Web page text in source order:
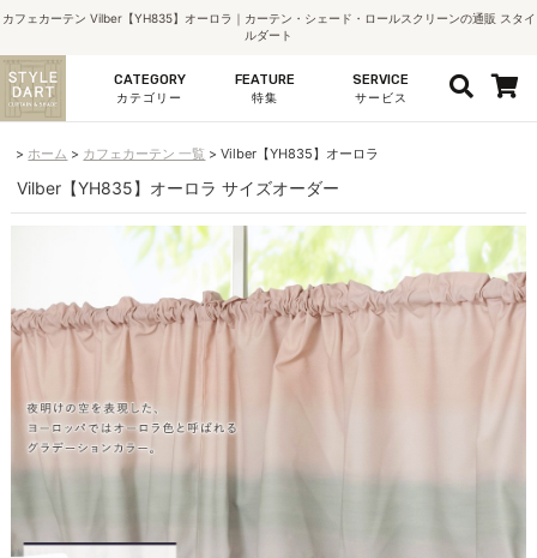
カフェカーテン Vilber【YH835】オーロラ｜カーテン・シェード・ロールスクリーンの通販 スタイ
ルダート
CATEGORY
カテゴリー
FEATURE
特集
SERVICE
サービス
ホーム カフェカーテン 一覧 Vilber【YH835】オーロラ
Vilber【YH835】オーロラ サイズオーダー